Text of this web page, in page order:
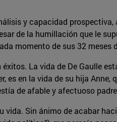
y capacidad prospectiva,
de la humillación que le
momento de sus 32 meses
La vida de De Gaulle
en la vida de su hija Anne,
de afable y afectuoso
Sin ánimo de acabar